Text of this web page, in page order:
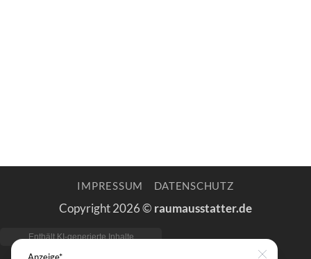
IMPRESSUM DATENSCHUTZ
Copyright 2026 © raumausstatter.de